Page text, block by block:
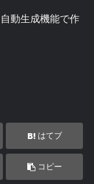
動生成機能で作
はてブ
コピー